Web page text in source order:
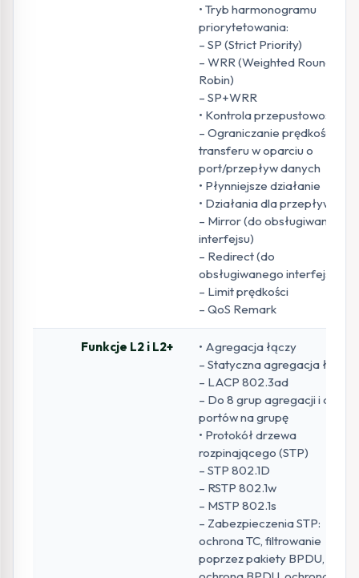
• Tryb harmonogramu
priorytetowania:
– SP (Strict Priority)
– WRR (Weighted Round
Robin)
– SP+WRR
• Kontrola przepustowości
– Ograniczanie prędkości
transferu w oparciu o
port/przepływ danych
• Płynniejsze działanie
• Działania dla przepływów
– Mirror (do obsługiwanego
interfejsu)
– Redirect (do
obsługiwanego interfejsu)
– Limit prędkości
– QoS Remark
Funkcje L2 i L2+
• Agregacja łączy
– Statyczna agregacja łączy
– LACP 802.3ad
– Do 8 grup agregacji i do 8
portów na grupę
• Protokół drzewa
rozpinającego (STP)
– STP 802.1D
– RSTP 802.1w
– MSTP 802.1s
– Zabezpieczenia STP:
ochrona TC, filtrowanie
poprzez pakiety BPDU,